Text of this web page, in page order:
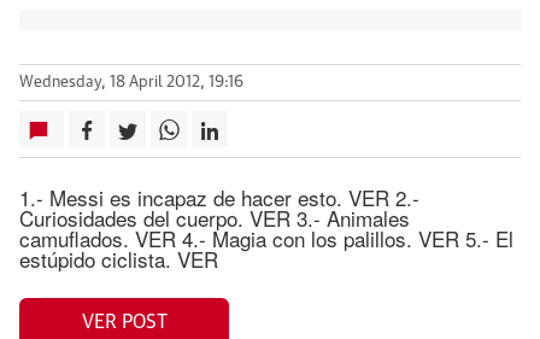
Wednesday, 18 April 2012, 19:16
1.- Messi es incapaz de hacer esto. VER 2.-
Curiosidades del cuerpo. VER 3.- Animales
camuflados. VER 4.- Magia con los palillos. VER 5.- El
estúpido ciclista. VER
VER POST